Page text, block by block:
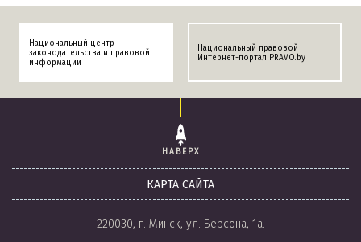
Национальный центр
законодательства и правовой
информации
Национальный правовой
Интернет-портал PRAVO.by
НАВЕРХ
КАРТА САЙТА
220030, г. Минск, ул. Берсона, 1а.